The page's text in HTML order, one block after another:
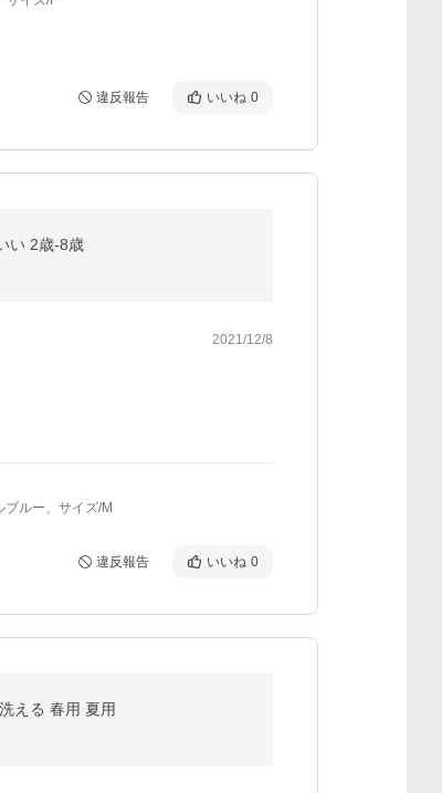
違反報告 いいね 0
い 2歳-8歳
2021/12/8
ブルー、サイズ/M
違反報告 いいね 0
える 春用 夏用